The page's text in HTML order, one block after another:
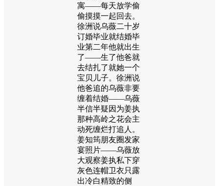
寓——每天放学偷
偷摸摸一起回去。
徐洲说乌薇二十岁
订婚毕业就结婚毕
业第二年他就出生
了——生了他爸就
去结扎了就她一个
宝贝儿子。徐洲说
他爸追的乌薇非要
缠着结婚——乌薇
半信半疑因为姜执
那种高岭之花会主
动死缠烂打追人。
姜知筠朋友圈发家
宴照片——乌薇放
大观察姜执私下穿
灰色连帽卫衣只露
出冷白精致的侧